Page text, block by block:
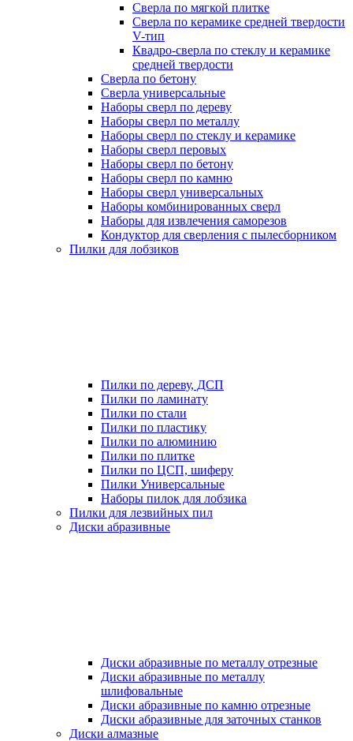
Сверла по мягкой плитке
Сверла по керамике средней твердости
V-тип
Квадро-сверла по стеклу и керамике
средней твердости
Сверла по бетону
Сверла универсальные
Наборы сверл по дереву
Наборы сверл по металлу
Наборы сверл по стеклу и керамике
Наборы сверл перовых
Наборы сверл по бетону
Наборы сверл по камню
Наборы сверл универсальных
Наборы комбинированных сверл
Наборы для извлечения саморезов
Кондуктор для сверления с пылесборником
Пилки для лобзиков
Пилки по дереву, ДСП
Пилки по ламинату
Пилки по стали
Пилки по пластику
Пилки по алюминию
Пилки по плитке
Пилки по ЦСП, шиферу
Пилки Универсальные
Наборы пилок для лобзика
Пилки для лезвийных пил
Диски абразивные
Диски абразивные по металлу отрезные
Диски абразивные по металлу
шлифовальные
Диски абразивные по камню отрезные
Диски абразивные для заточных станков
Диски алмазные